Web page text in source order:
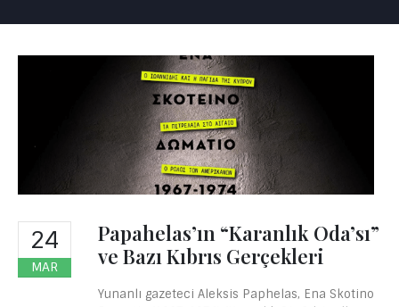
24
MAR
Papahelas’ın “Karanlık Oda’sı”
ve Bazı Kıbrıs Gerçekleri
Yunanlı gazeteci Aleksis Paphelas, Ena Skotino